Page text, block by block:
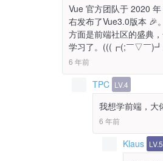
Vue 官方团队于 2020
右发布了Vue3.0版本 🎉
方面是前端社区的盛典
学习了。(((┏(;￣▽￣)┛
6 年前
TPC LV.4
我想学前端，大
6 年前
Klaus LV.5